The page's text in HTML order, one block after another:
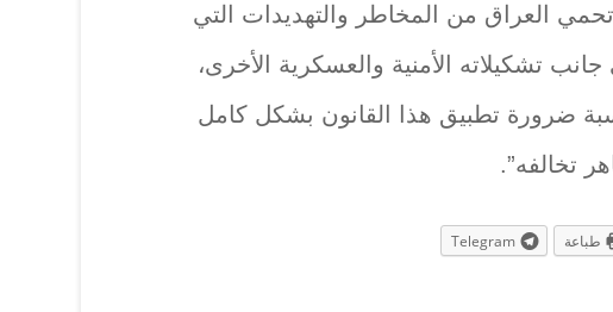
العراق من المخاطر والتهديدات التي
تشكيلاته الأمنية والعسكرية الأخرى،
ضرورة تطبيق هذا القانون بشكل كامل
تخالفه”.
طباعة Telegram